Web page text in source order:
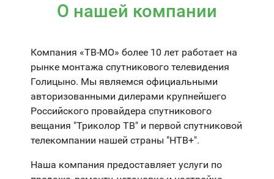
О нашей компании
Компания «ТВ-МО» более 10 лет работает на
рынке монтажа спутникового телевидения
Голицыно. Мы являемся официальными
авторизованными дилерами крупнейшего
Российского провайдера спутникового
вещания "Триколор ТВ" и первой спутниковой
телекомпании нашей страны "НТВ+".
Наша компания предоставляет услуги по